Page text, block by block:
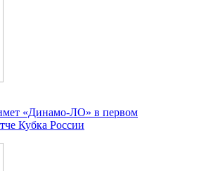
«Динамо-ЛО» в первом
Кубка России